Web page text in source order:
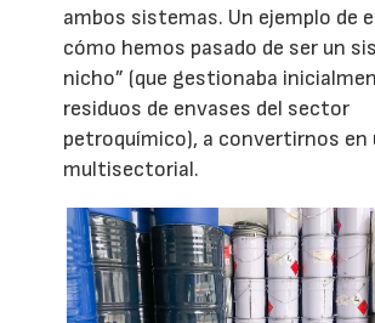
ambos sistemas. Un ejemplo de
cómo hemos pasado de ser un
nicho” (que gestionaba
residuos de envases del sector
petroquímico), a convertirnos en
multisectorial.